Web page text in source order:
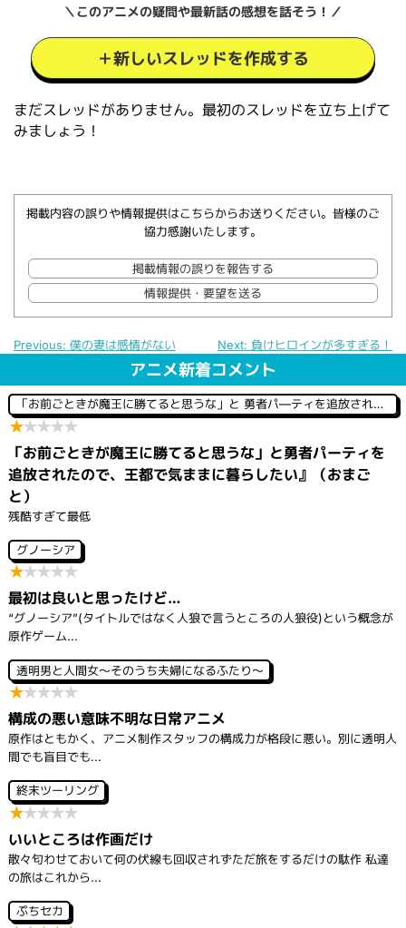
＼このアニメの疑問や最新話の感想を話そう！／
＋新しいスレッドを作成する
まだスレッドがありません。最初のスレッドを立ち上げて
みましょう！
掲載内容の誤りや情報提供はこちらからお送りください。皆様のご
協力感謝いたします。
掲載情報の誤りを報告する
情報提供・要望を送る
稿
ナ
ビ
ゲ
ー
シ
ョ
ン
Previous: 僕の妻は感情がない Next: 負けヒロインが多すぎる！
アニメ新着コメント
「お前ごときが魔王に勝てると思うな」と 勇者パ―ティを追放されたので、王都で気ままに暮らしたい
★★★★★
「お前ごときが魔王に勝てると思うな」と勇者パーティを
追放されたので、王都で気ままに暮らしたい』（おまご
と）
残酷すぎて最低
グノーシア
★★★★★
最初は良いと思ったけど…
“グノーシア”(タイトルではなく人狼で言うところの人狼役)という概念が
原作ゲーム...
透明男と人間女～そのうち夫婦になるふたり～
★★★★★
構成の悪い意味不明な日常アニメ
原作はともかく、アニメ制作スタッフの構成力が格段に悪い。別に透明人
間でも盲目でも...
終末ツーリング
★★★★★
いいところは作画だけ
散々匂わせておいて何の伏線も回収されずただ旅をするだけの駄作 私達
の旅はこれから...
ぷちセカ